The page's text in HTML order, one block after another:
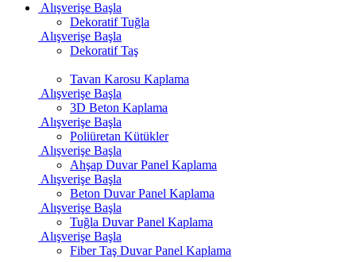
Alışverişe Başla
Dekoratif Tuğla
Alışverişe Başla
Dekoratif Taş
Tavan Karosu Kaplama
Alışverişe Başla
3D Beton Kaplama
Alışverişe Başla
Poliüretan Kütükler
Alışverişe Başla
Ahşap Duvar Panel Kaplama
Alışverişe Başla
Beton Duvar Panel Kaplama
Alışverişe Başla
Tuğla Duvar Panel Kaplama
Alışverişe Başla
Fiber Taş Duvar Panel Kaplama